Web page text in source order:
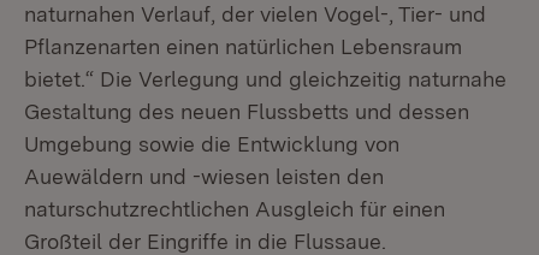
naturnahen Verlauf, der vielen Vogel-, Tier- und
Pflanzenarten einen natürlichen Lebensraum
bietet.“ Die Verlegung und gleichzeitig naturnahe
Gestaltung des neuen Flussbetts und dessen
Umgebung sowie die Entwicklung von
Auewäldern und -wiesen leisten den
naturschutzrechtlichen Ausgleich für einen
Großteil der Eingriffe in die Flussaue.